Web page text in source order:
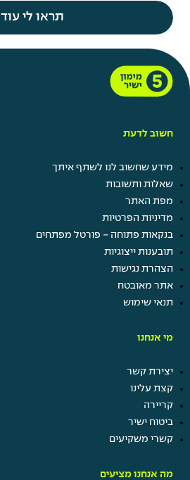
תראו לי עוד
חשוב לדעת
מידע שחשוב לנו לשתף איתך
שאלות ותשובות
מפת האתר
מדיניות הפרטיות
בנקאות פתוחה - פורטל מפתחים
תובענות ייצוגיות
הצהרת נגישות
אתר מאובטח
תנאי שימוש
מי אנחנו
יצירת קשר
קצת עלינו
קריירה
ביטוח ישיר
קשרי משקיעים
מה אנחנו מציעים